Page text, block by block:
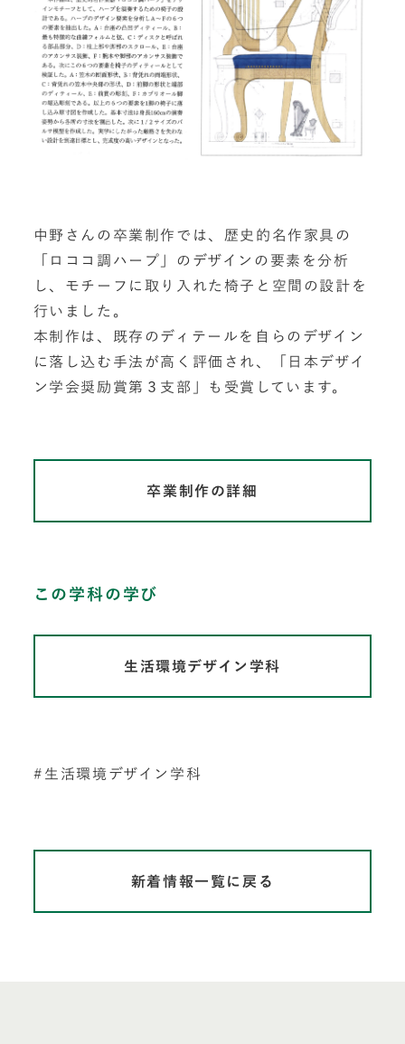
中野さんの卒業制作では、歴史的名作家具の
「ロココ調ハープ」のデザインの要素を分析
し、モチーフに取り入れた椅子と空間の設計を
行いました。
本制作は、既存のディテールを自らのデザイン
に落し込む手法が高く評価され、「日本デザイ
ン学会奨励賞第３支部」も受賞しています。
卒業制作の詳細
この学科の学び
生活環境デザイン学科
生活環境デザイン学科
新着情報一覧に戻る